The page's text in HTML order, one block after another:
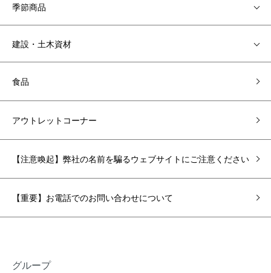
季節商品
建設・土木資材
食品
アウトレットコーナー
【注意喚起】弊社の名前を騙るウェブサイトにご注意ください
【重要】お電話でのお問い合わせについて
グループ